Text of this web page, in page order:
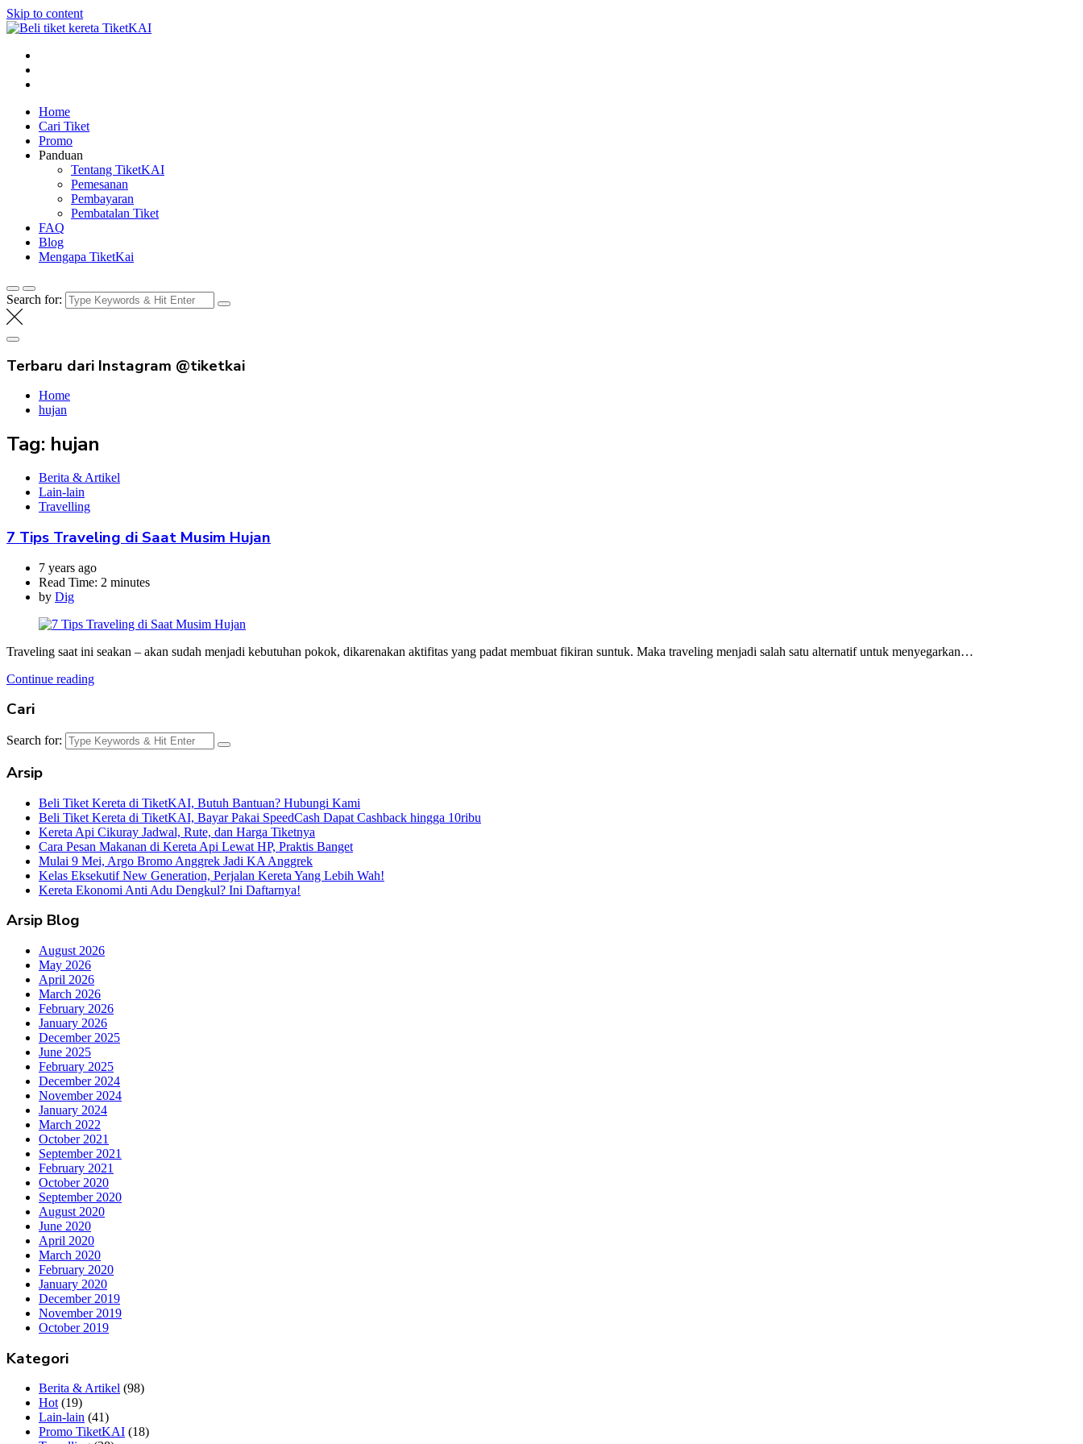
Skip to content
Beli tiket kereta api online
Home
Cari Tiket
Promo
Panduan
Tentang TiketKAI
Pemesanan
Pembayaran
Pembatalan Tiket
FAQ
Blog
Mengapa TiketKai
Search for:
Terbaru dari Instagram @tiketkai
Home
hujan
Tag: hujan
Berita & Artikel
Lain-lain
Travelling
7 Tips Traveling di Saat Musim Hujan
7 years ago
Read Time: 2 minutes
by Dig
Traveling saat ini seakan – akan sudah menjadi kebutuhan pokok, dikarenakan aktifitas yang padat membuat fikiran suntuk. Maka traveling menjadi salah satu alternatif untuk menyegarkan…
Continue reading
Cari
Search for:
Arsip
Beli Tiket Kereta di TiketKAI, Butuh Bantuan? Hubungi Kami
Beli Tiket Kereta di TiketKAI, Bayar Pakai SpeedCash Dapat Cashback hingga 10ribu
Kereta Api Cikuray Jadwal, Rute, dan Harga Tiketnya
Cara Pesan Makanan di Kereta Api Lewat HP, Praktis Banget
Mulai 9 Mei, Argo Bromo Anggrek Jadi KA Anggrek
Kelas Eksekutif New Generation, Perjalan Kereta Yang Lebih Wah!
Kereta Ekonomi Anti Adu Dengkul? Ini Daftarnya!
Arsip Blog
August 2026
May 2026
April 2026
March 2026
February 2026
January 2026
December 2025
June 2025
February 2025
December 2024
November 2024
January 2024
March 2022
October 2021
September 2021
February 2021
October 2020
September 2020
August 2020
June 2020
April 2020
March 2020
February 2020
January 2020
December 2019
November 2019
October 2019
Kategori
Berita & Artikel (98)
Hot(19)
Lain-lain (41)
Promo TiketKAI (18)